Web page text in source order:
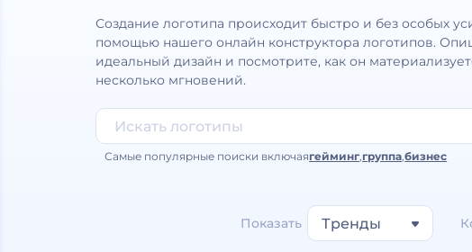
Создание логотипа происходит быстро и без особых
помощью нашего онлайн конструктора логотипов.
идеальный дизайн и посмотрите, как он
несколько мгновений.
Самые популярные поиски включаягейминг,группа,бизнес
Показать Тренды